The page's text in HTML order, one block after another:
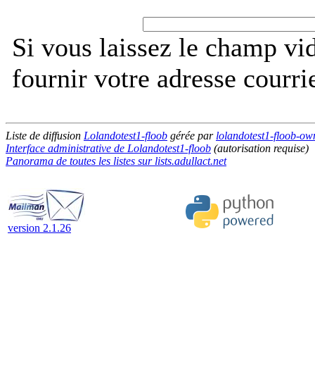
Si vous laissez le champ
fournir votre adresse
Liste de diffusion Lolandotest1-floob gérée par lolandotest1-floob-
Interface administrative de Lolandotest1-floob (autorisation requise)
Panorama de toutes les listes sur lists.adullact.net
version 2.1.26